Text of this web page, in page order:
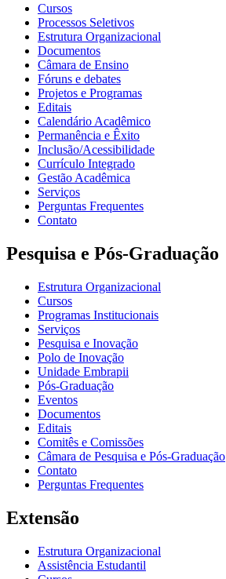
Cursos
Processos Seletivos
Estrutura Organizacional
Documentos
Câmara de Ensino
Fóruns e debates
Projetos e Programas
Editais
Calendário Acadêmico
Permanência e Êxito
Inclusão/Acessibilidade
Currículo Integrado
Gestão Acadêmica
Serviços
Perguntas Frequentes
Contato
Pesquisa e Pós-Graduação
Estrutura Organizacional
Cursos
Programas Institucionais
Serviços
Pesquisa e Inovação
Polo de Inovação
Unidade Embrapii
Pós-Graduação
Eventos
Documentos
Editais
Comitês e Comissões
Câmara de Pesquisa e Pós-Graduação
Contato
Perguntas Frequentes
Extensão
Estrutura Organizacional
Assistência Estudantil